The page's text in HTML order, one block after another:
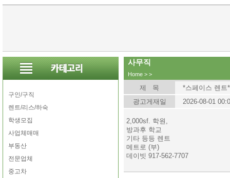
구인/구직
렌트/리스/하숙
학생모집
사업체매매
부동산
전문업체
중고차
사무직
Home > >
제 목
*스페이스 렌트*
광고게재일
2026-08-01
2,000sf. 학원,
방과후 학교
기타 등등 렌트
메트로 (부)
데이빗 917-562-7707